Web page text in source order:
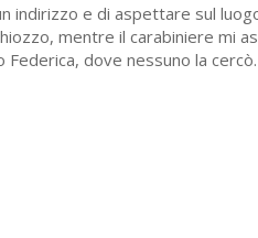
indirizzo e di aspettare sul
mentre il carabiniere mi
dove nessuno la